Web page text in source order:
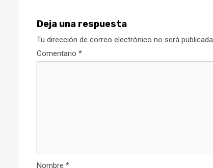
Deja una respuesta
Tu dirección de correo electrónico no será publicada.
Comentario *
Nombre *